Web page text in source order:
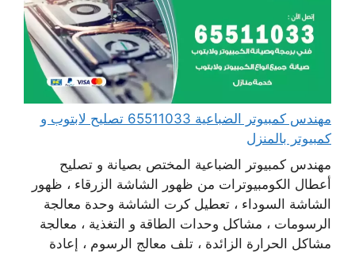
مهندس كمبيوتر الضباعية 65511033 تصليح لابتوب و
كمبيوتر بالمنزل
مهندس كمبيوتر الضباعية المختص بصيانة و تصليح
أعطال الكومبيوترات من ظهور الشاشة الزرقاء ، ظهور
الشاشة السوداء ، تعطيل كرت الشاشة وحدة معالجة
الرسومات ، مشاكل وحدات الطاقة و التغذية ، معالجة
مشاكل الحرارة الزائدة ، تلف معالج الرسوم ، إعادة